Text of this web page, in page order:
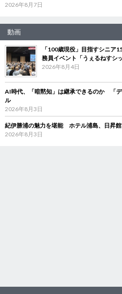
2026年8月7日
動画
「100歳現役」目指すシニ
務員イベント「うぇるねすシ
2026年8月4日
AI時代、「暗黙知」は継承できるのか 「
ル
2026年8月3日
紀伊勝浦の魅力を堪能 ホテル浦島、日昇
2026年8月3日